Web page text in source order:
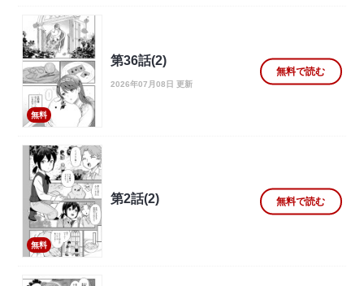
無料
第36話(2)
2026年07月08日 更新
無料で読む
無料
第2話(2) 無料で読む